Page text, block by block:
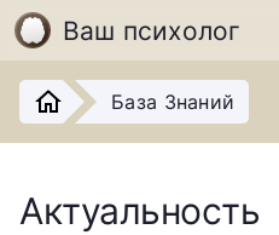
Ваш психолог
База Знаний